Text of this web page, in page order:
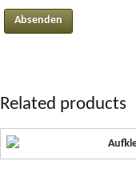
Related products